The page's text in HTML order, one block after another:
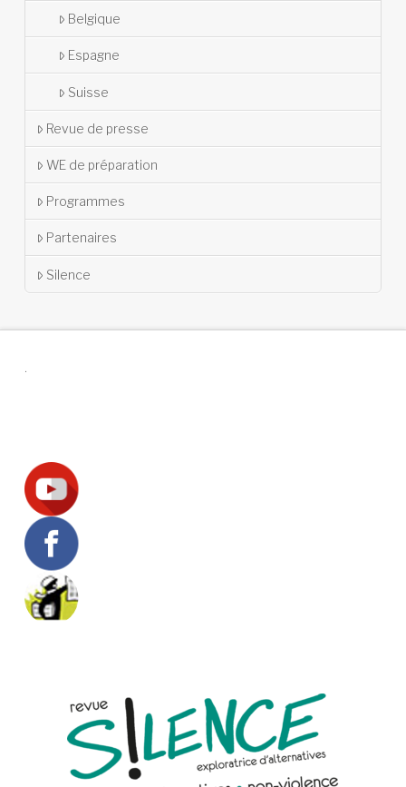
Belgique
Espagne
Suisse
Revue de presse
WE de préparation
Programmes
Partenaires
Silence